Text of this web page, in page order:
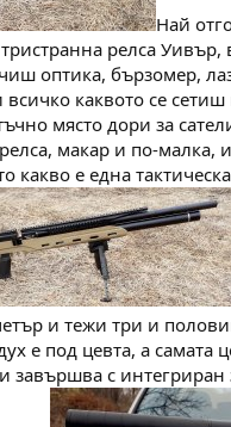
Най
релса Уивър,
оптика, бързомер,
каквото се
място дори за
макар и по-малка,
какво е една
и тежи три и
е под цевта, а самата
завършва с интегриран